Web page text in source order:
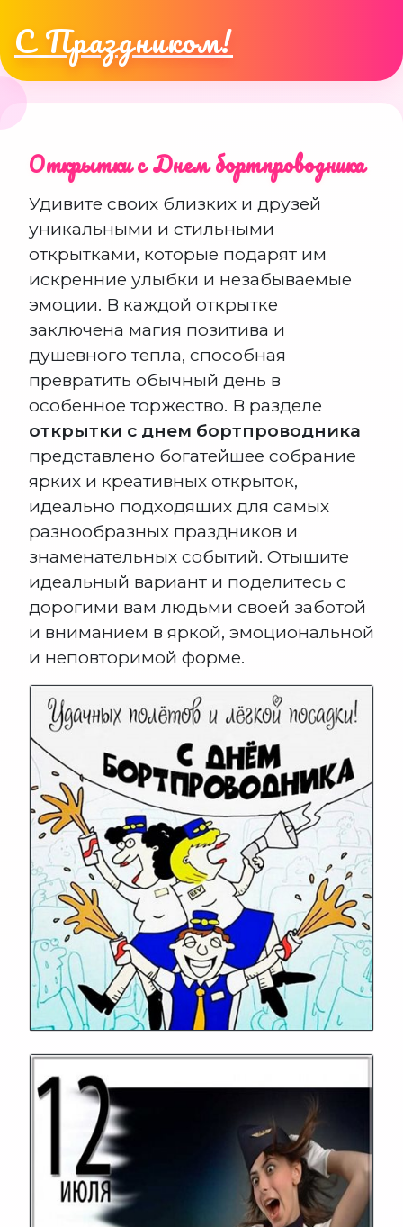
С Праздником!
Открытки с Днем бортпроводника
Удивите своих близких и друзей
уникальными и стильными
открытками, которые подарят им
искренние улыбки и незабываемые
эмоции. В каждой открытке
заключена магия позитива и
душевного тепла, способная
превратить обычный день в
особенное торжество. В разделе
открытки с днем бортпроводника
представлено богатейшее собрание
ярких и креативных открыток,
идеально подходящих для самых
разнообразных праздников и
знаменательных событий. Отыщите
идеальный вариант и поделитесь с
дорогими вам людьми своей заботой
и вниманием в яркой, эмоциональной
и неповторимой форме.